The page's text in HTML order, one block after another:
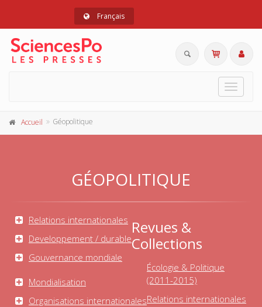
Français
Toggle
Accueil Géopolitique
GÉOPOLITIQUE
Relations internationales
Developpement / durable
Gouvernance mondiale
Mondialisation
Organisations internationales
Revues &
Collections
Écologie & Politique
(2011-2015)
Relations internationales